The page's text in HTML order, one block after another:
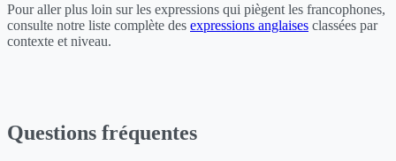
Pour aller plus loin sur les expressions qui piègent les francophones,
consulte notre liste complète des expressions anglaises classées par
contexte et niveau.
Questions fréquentes